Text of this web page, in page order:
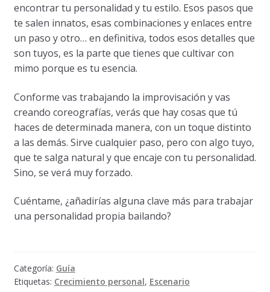
encontrar tu personalidad y tu estilo. Esos pasos que
te salen innatos, esas combinaciones y enlaces entre
un paso y otro… en definitiva, todos esos detalles que
son tuyos, es la parte que tienes que cultivar con
mimo porque es tu esencia.
Conforme vas trabajando la improvisación y vas
creando coreografías, verás que hay cosas que tú
haces de determinada manera, con un toque distinto
a las demás. Sirve cualquier paso, pero con algo tuyo,
que te salga natural y que encaje con tu personalidad.
Sino, se verá muy forzado.
Cuéntame, ¿añadirías alguna clave más para trabajar
una personalidad propia bailando?
Categoría: Guía
Etiquetas: Crecimiento personal, Escenario